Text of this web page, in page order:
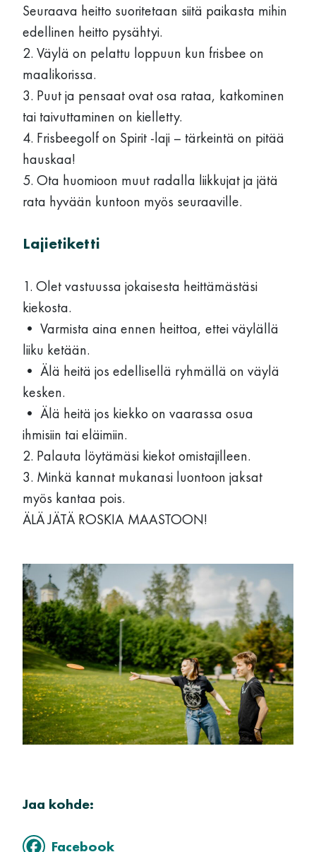
Seuraava heitto suoritetaan siitä paikasta mihin
edellinen heitto pysähtyi.
2. Väylä on pelattu loppuun kun frisbee on
maalikorissa.
3. Puut ja pensaat ovat osa rataa, katkominen
tai taivuttaminen on kielletty.
4. Frisbeegolf on Spirit -laji – tärkeintä on pitää
hauskaa!
5. Ota huomioon muut radalla liikkujat ja jätä
rata hyvään kuntoon myös seuraaville.
Lajietiketti
1. Olet vastuussa jokaisesta heittämästäsi
kiekosta.
• Varmista aina ennen heittoa, ettei väylällä
liiku ketään.
• Älä heitä jos edellisellä ryhmällä on väylä
kesken.
• Älä heitä jos kiekko on vaarassa osua
ihmisiin tai eläimiin.
2. Palauta löytämäsi kiekot omistajilleen.
3. Minkä kannat mukanasi luontoon jaksat
myös kantaa pois.
ÄLÄ JÄTÄ ROSKIA MAASTOON!
Jaa kohde:
Facebook